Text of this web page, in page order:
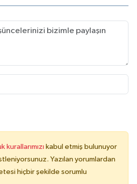
kurallarımızı kabul etmiş bulunuyor
Yazılan yorumlardan
hiçbir şekilde sorumlu